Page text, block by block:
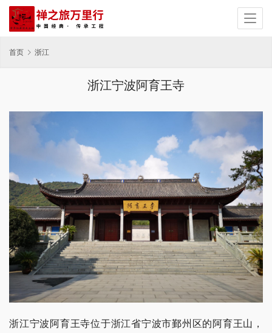
首页 浙江
浙江宁波阿育王寺
浙江宁波阿育王寺位于浙江省宁波市鄞州区的阿育王山，